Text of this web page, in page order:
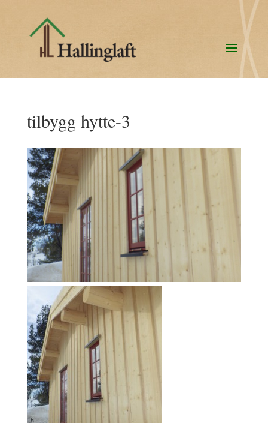
tilbygg hytte-3